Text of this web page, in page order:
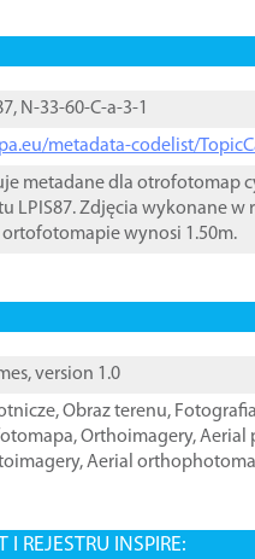
N-33-60-C-a-3-1
metadata-codelist/
metadane dla otrofotomap
LPIS87. Zdjęcia wykonane w
wynosi 1.50m.
version 1.0
,Obraz terenu,
,Orthoimagery,Aerial
,Aerial
REJESTRU INSPIRE: